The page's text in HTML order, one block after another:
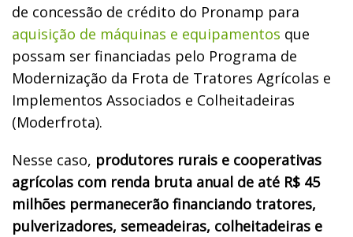
de concessão de crédito do Pronamp para
aquisição de máquinas e equipamentos que
possam ser financiadas pelo Programa de
Modernização da Frota de Tratores Agrícolas e
Implementos Associados e Colheitadeiras
(Moderfrota).
Nesse caso, produtores rurais e cooperativas
agrícolas com renda bruta anual de até R$ 45
milhões permanecerão financiando tratores,
pulverizadores, semeadeiras, colheitadeiras e